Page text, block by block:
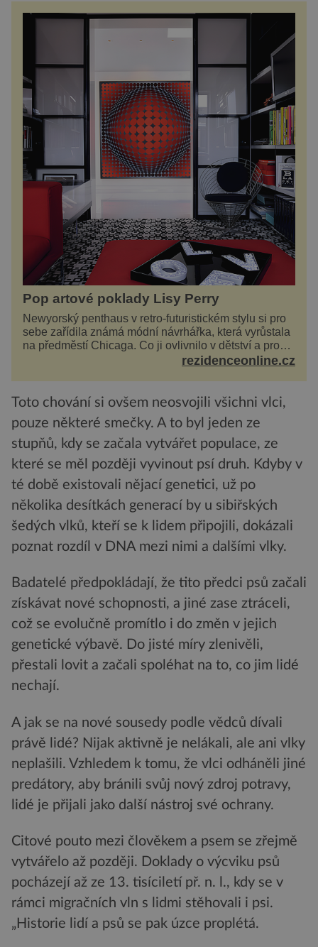
Pop artové poklady Lisy Perry
Newyorský penthaus v retro-futuristickém stylu si pro
sebe zařídila známá módní návrhářka, která vyrůstala
na předměstí Chicaga. Co ji ovlivnilo v dětství a proč
vypadá její domov právě takto? Interié...rezidenceonline.cz
Toto chování si ovšem neosvojili všichni vlci,
pouze některé smečky. A to byl jeden ze
stupňů, kdy se začala vytvářet populace, ze
které se měl později vyvinout psí druh. Kdyby v
té době existovali nějací genetici, už po
několika desítkách generací by u sibiřských
šedých vlků, kteří se k lidem připojili, dokázali
poznat rozdíl v DNA mezi nimi a dalšími vlky.
Badatelé předpokládají, že tito předci psů začali
získávat nové schopnosti, a jiné zase ztráceli,
což se evolučně promítlo i do změn v jejich
genetické výbavě. Do jisté míry zlenivěli,
přestali lovit a začali spoléhat na to, co jim lidé
nechají.
A jak se na nové sousedy podle vědců dívali
právě lidé? Nijak aktivně je nelákali, ale ani vlky
neplašili. Vzhledem k tomu, že vlci odháněli jiné
predátory, aby bránili svůj nový zdroj potravy,
lidé je přijali jako další nástroj své ochrany.
Citové pouto mezi člověkem a psem se zřejmě
vytvářelo až později. Doklady o výcviku psů
pocházejí až ze 13. tisíciletí př. n. l., kdy se v
rámci migračních vln s lidmi stěhovali i psi.
„Historie lidí a psů se pak úzce proplétá.